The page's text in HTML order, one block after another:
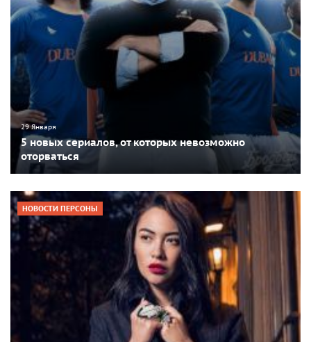
29 Января
5 новых сериалов, от которых невозможно
оторваться
НОВОСТИ ПЕРСОНЫ